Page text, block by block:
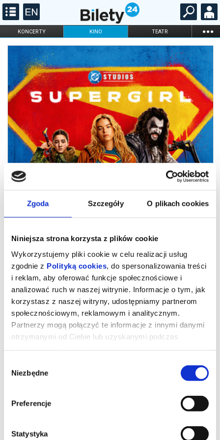
Zgoda Szczegóły O plikach cookies
Niniejsza strona korzysta z plików cookie
Wykorzystujemy pliki cookie w celu realizacji usług
zgodnie z Polityką cookies , do spersonalizowania treści
i reklam, aby oferować funkcje społecznościowe i
analizować ruch w naszej witrynie. Informacje o tym, jak
korzystasz z naszej witryny, udostępniamy partnerom
społecznościowym, reklamowym i analitycznym.
Partnerzy mogą połączyć te informacje z innymi danymi
otrzymanymi od Ciebie lub uzyskanymi podczas
zgody
Niezbędne
Preferencje
Statystyka
KONCERTY KINO TEATR ...
FILHARMONIA OPERA I BALET
STAND-UP
DLA DZIECI
KARNETY
Supergirl, najnowszy wielkoekranowy film DC Studios, Milly Alcock
gra w nim podwójną rolę Supergirl i Kary Zor-El. Obraz reżyseruje
Craig Gillespie na podstawie scenariusza Any Nogueiry. Kiedy
siły z zaskakującym towarzyszem w pełnej przygód,
międzygalaktycznej podróży w poszukiwaniu zemsty i